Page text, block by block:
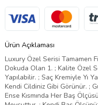
Ürün Açıklaması
Luxury Özel Serisi Tamamen
Dokuda Olan 1. ; Kalite Özel
Yapılabilir. ; Saç Kremiyle Yı
Kendi Cildiniz Gibi Görünür. ;
Ense Kısmında Her Baş